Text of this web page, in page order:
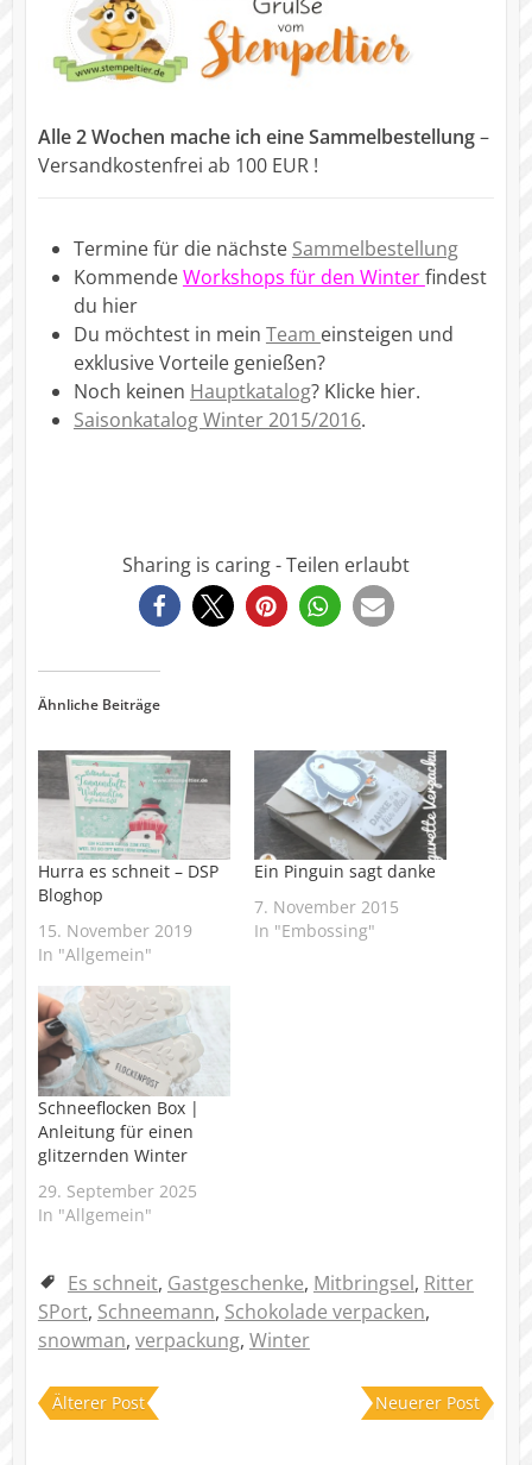
Alle 2 Wochen mache ich eine Sammelbestellung–
Versandkostenfrei ab 100 EUR !
Termine für die nächste Sammelbestellung
KommendeWorkshops für den Winterfindest
du hier
Du möchtest in mein Team einsteigen und
exklusive Vorteile genießen?
Noch keinen Hauptkatalog? Klicke hier.
Saisonkatalog Winter 2015/2016.
Sharing is caring - Teilen erlaubt
2866
Ähnliche Beiträge
Hurra es schneit – DSP
Bloghop
15. November 2019
In "Allgemein"
Ein Pinguin sagt danke
7. November 2015
In "Embossing"
Schneeflocken Box |
Anleitung für einen
glitzernden Winter
29. September 2025
In "Allgemein"
Es schneit, Gastgeschenke, Mitbringsel, Ritter
SPort, Schneemann, Schokolade verpacken,
snowman, verpackung, Winter
Älterer Post Neuerer Post